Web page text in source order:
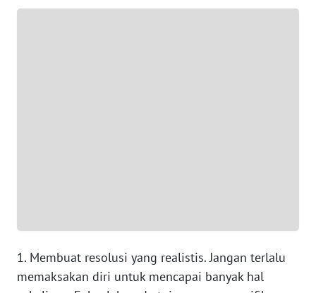
1. Membuat resolusi yang realistis. Jangan terlalu
memaksakan diri untuk mencapai banyak hal
JAKARTA
WN